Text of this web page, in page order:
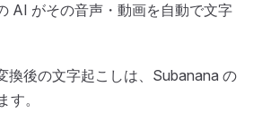
AI がその音声・動画を自動で文字
換後の文字起こしは、Subanana の
す。